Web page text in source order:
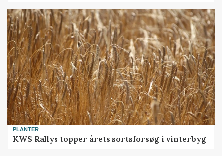
PLANTER
KWS Rallys topper årets sortsforsøg i vinterbyg